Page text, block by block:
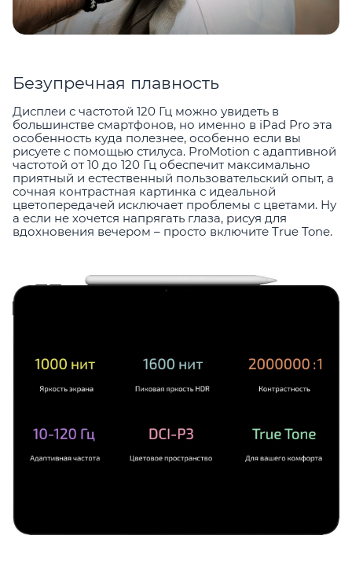
Безупречная плавность
Дисплеи с частотой 120 Гц можно увидеть в
большинстве смартфонов, но именно в iPad Pro эта
особенность куда полезнее, особенно если вы
рисуете с помощью стилуса. ProMotion с адаптивной
частотой от 10 до 120 Гц обеспечит максимально
приятный и естественный пользовательский опыт, а
сочная контрастная картинка с идеальной
цветопередачей исключает проблемы с цветами. Ну
а если не хочется напрягать глаза, рисуя для
вдохновения вечером – просто включите True Tone.